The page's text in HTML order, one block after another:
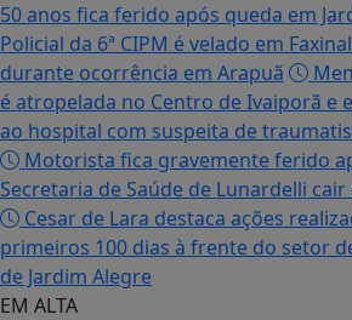
50 anos fica ferido após queda em
Policial da 6ª CIPM é velado em
durante ocorrência em Arapuã
é atropelada no Centro de Ivaiporã e
ao hospital com suspeita de
Motorista fica gravemente ferido
Secretaria de Saúde de Lunardelli
Cesar de Lara destaca ações
primeiros 100 dias à frente do setor
de Jardim Alegre
EM ALTA